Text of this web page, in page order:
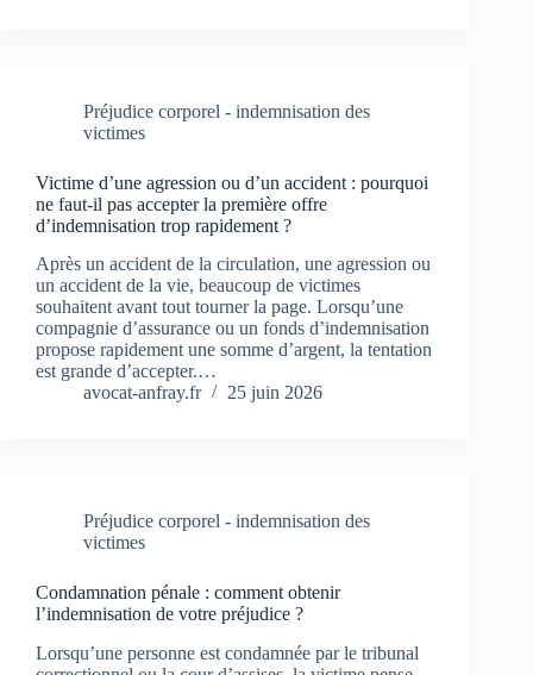
Préjudice corporel - indemnisation des
victimes
Victime d’une agression ou d’un accident : pourquoi
ne faut-il pas accepter la première offre
d’indemnisation trop rapidement ?
Après un accident de la circulation, une agression ou
un accident de la vie, beaucoup de victimes
souhaitent avant tout tourner la page. Lorsqu’une
compagnie d’assurance ou un fonds d’indemnisation
propose rapidement une somme d’argent, la tentation
est grande d’accepter.…
avocat-anfray.fr
25 juin 2026
Préjudice corporel - indemnisation des
victimes
Condamnation pénale : comment obtenir
l’indemnisation de votre préjudice ?
Lorsqu’une personne est condamnée par le tribunal